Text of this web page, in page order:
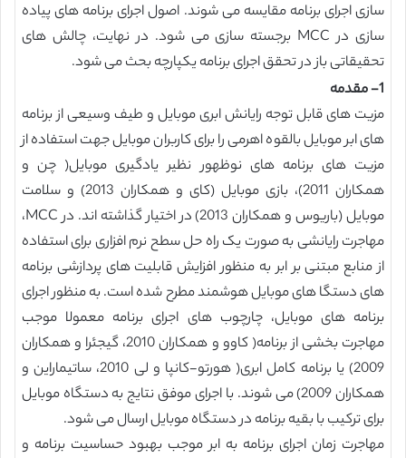
سازی اجرای برنامه مقایسه می شوند. اصول اجرای برنامه های پیاده
سازی در MCC برجسته سازی می شود. در نهایت، چالش های
تحقیقاتی باز در تحقق اجرای برنامه یکپارچه بحث می شود.
1- مقدمه
مزیت های قابل توجه رایانش ابری موبایل و طیف وسیعی از برنامه
های ابر موبایل بالقوه اهرمی را برای کاربران موبایل جهت استفاده از
مزیت های برنامه های نوظهور نظیر یادگیری موبایل( چن و
همکاران 2011)، بازی موبایل (کای و همکاران 2013) و سلامت
موبایل (باریوس و همکاران 2013) در اختیار گذاشته اند. در MCC،
مهاجرت رایانشی به صورت یک راه حل سطح نرم افزاری برای استفاده
از منابع مبتنی بر ابر به منظور افزایش قابلیت های پردازشی برنامه
های دستگا های موبایل هوشمند مطرح شده است. به منظور اجرای
برنامه های موبایل، چارچوب های اجرای برنامه معمولا موجب
مهاجرت بخشی از برنامه( کاوو و همکاران 2010، گیجئرا و همکاران
2009) یا برنامه کامل ابری( هورتو-کانپا و لی 2010، ساتیماراین و
همکاران 2009) می شوند. با اجرای موفق نتایج به دستگاه موبایل
برای ترکیب با بقیه برنامه در دستگاه موبایل ارسال می شود.
مهاجرت زمان اجرای برنامه به ابر موجب بهبود حساسیت برنامه و